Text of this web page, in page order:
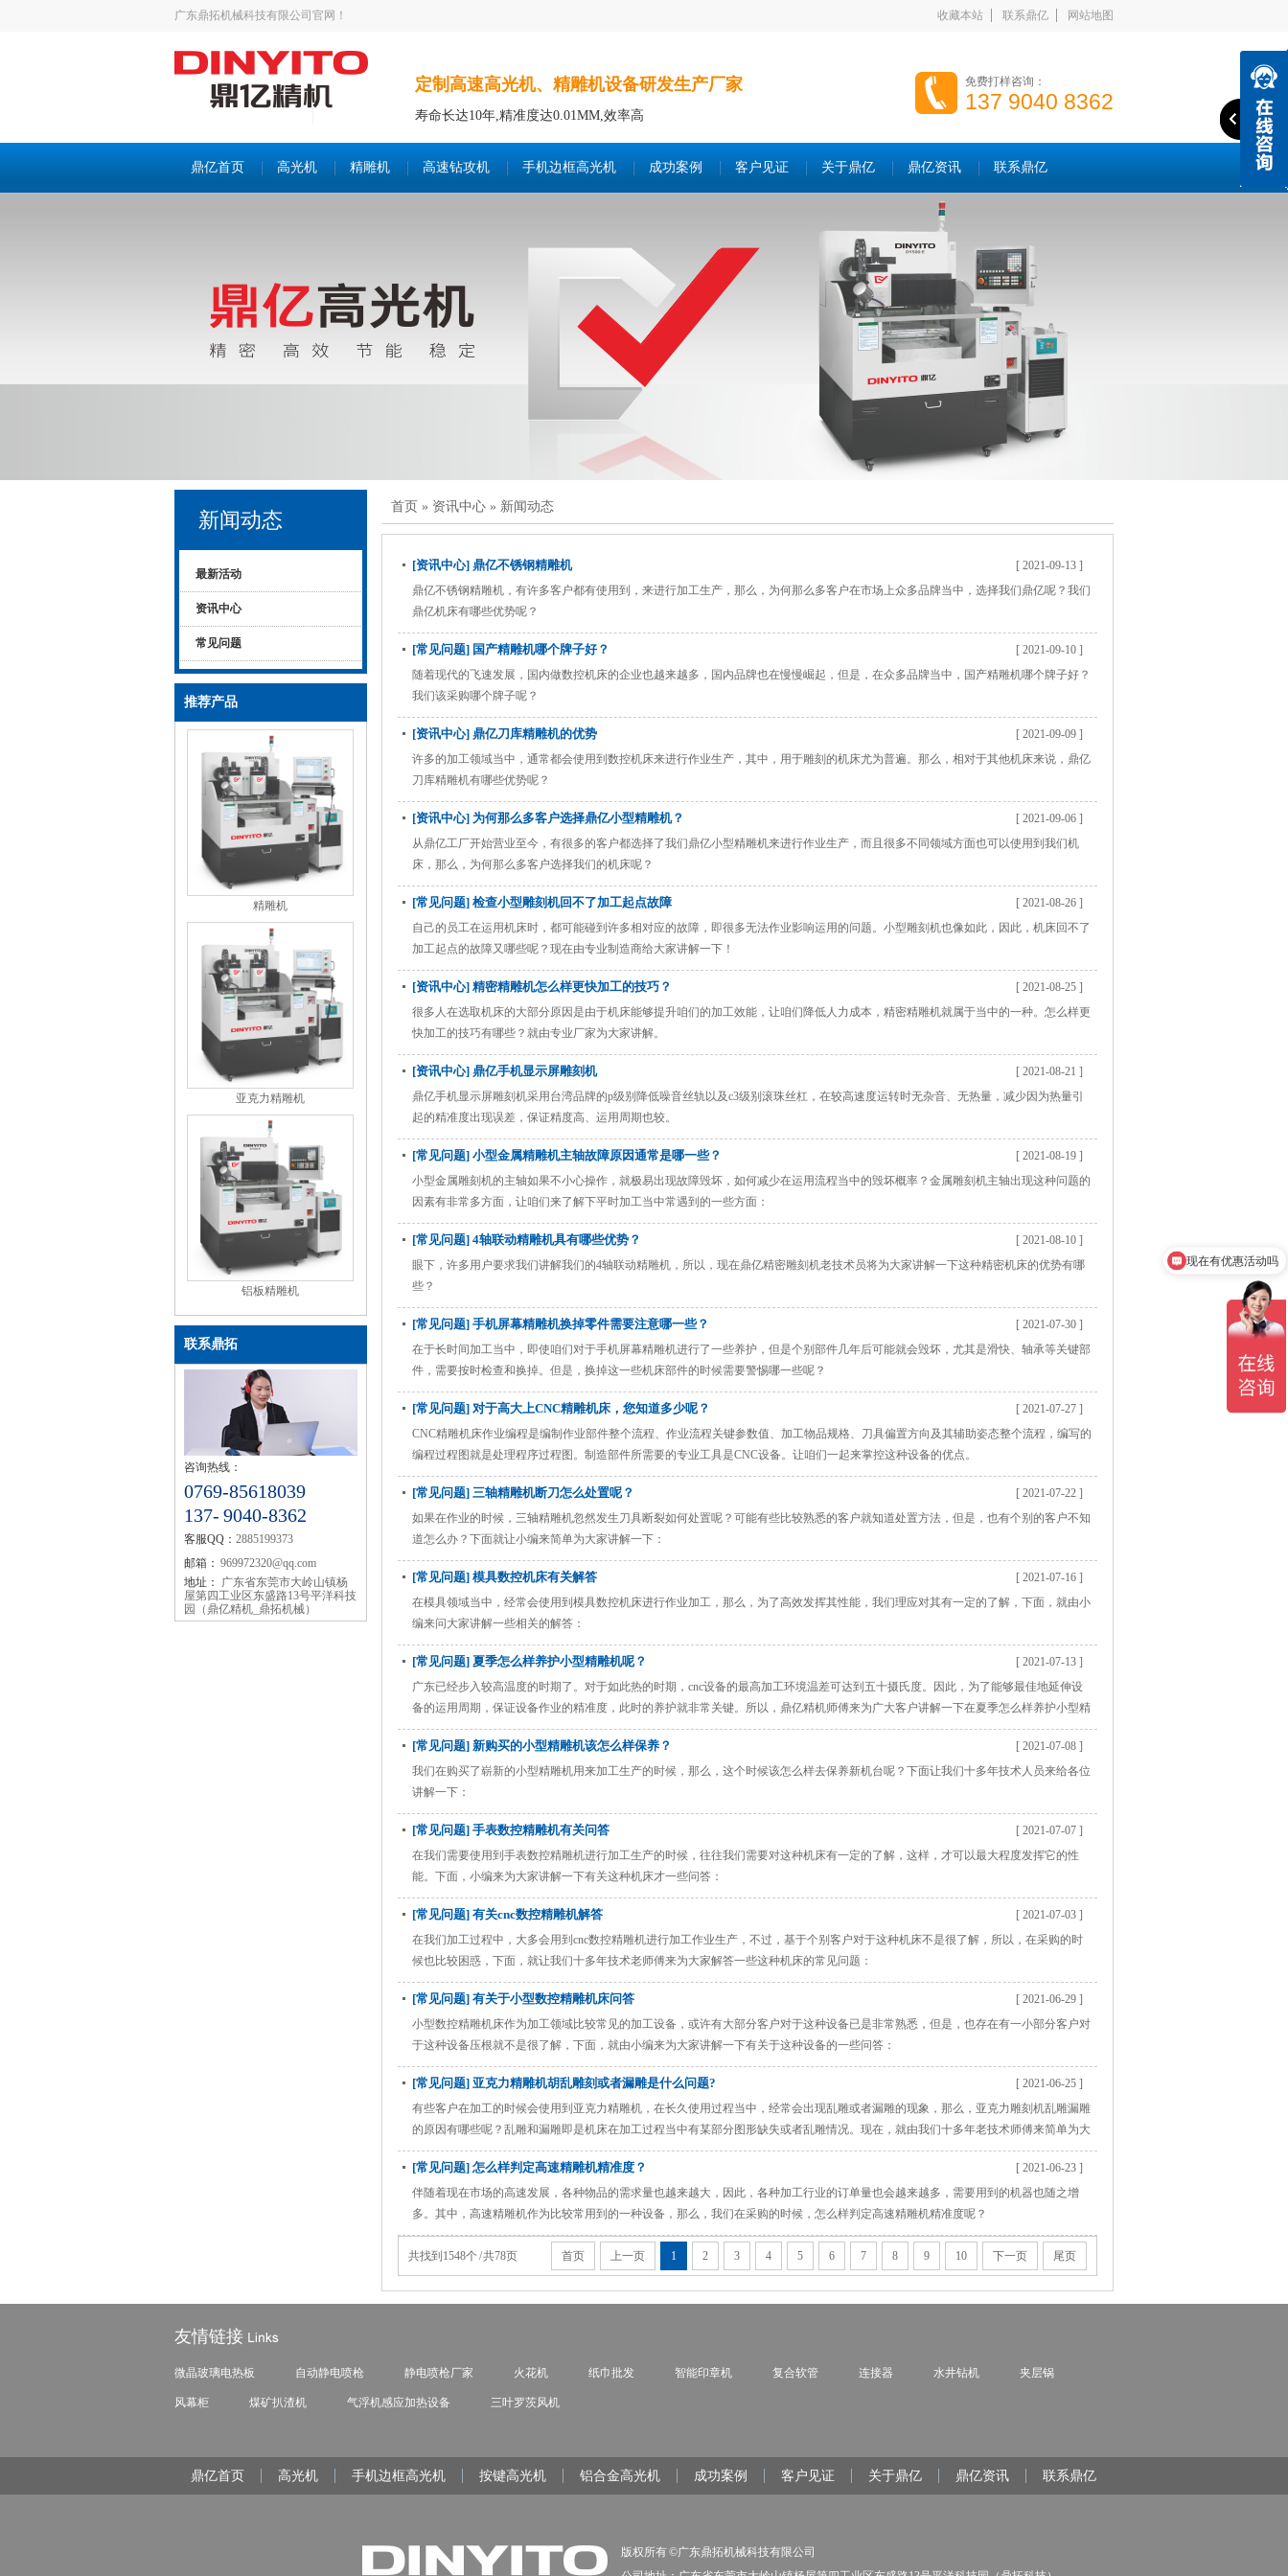
广东鼎拓机械科技有限公司官网！ 收藏本站 联系鼎亿 网站地图
定制高速高光机、精雕机设备研发生产厂家
寿命长达10年,精准度达0.01MM,效率高
免费打样咨询：
137 9040 8362
鼎亿首页 高光机 精雕机 高速钻攻机 手机边框高光机 成功案例 客户见证 关于鼎亿 鼎亿资讯 联系鼎亿
新闻动态
最新活动
资讯中心
常见问题
推荐产品
精雕机
亚克力精雕机
铝板精雕机
联系鼎拓
咨询热线：
0769-85618039
137- 9040-8362
客服QQ： 2885199373
邮箱： 969972320@qq.com
地址：
广东省东莞市大岭山镇杨
屋第四工业区东盛路13号平洋科技
园（鼎亿精机_鼎拓机械）
首页 » 资讯中心 » 新闻动态
[资讯中心] 鼎亿不锈钢精雕机
[ 2021-09-13 ]
鼎亿不锈钢精雕机，有许多客户都有使用到，来进行加工生产，那么，为何那么多客户在市场上众多品牌当中，选择我们鼎亿呢？我们
鼎亿机床有哪些优势呢？
[常见问题] 国产精雕机哪个牌子好？
[ 2021-09-10 ]
随着现代的飞速发展，国内做数控机床的企业也越来越多，国内品牌也在慢慢崛起，但是，在众多品牌当中，国产精雕机哪个牌子好？
我们该采购哪个牌子呢？
[资讯中心] 鼎亿刀库精雕机的优势
[ 2021-09-09 ]
许多的加工领域当中，通常都会使用到数控机床来进行作业生产，其中，用于雕刻的机床尤为普遍。那么，相对于其他机床来说，鼎亿
刀库精雕机有哪些优势呢？
[资讯中心] 为何那么多客户选择鼎亿小型精雕机？
[ 2021-09-06 ]
从鼎亿工厂开始营业至今，有很多的客户都选择了我们鼎亿小型精雕机来进行作业生产，而且很多不同领域方面也可以使用到我们机
床，那么，为何那么多客户选择我们的机床呢？
[常见问题] 检查小型雕刻机回不了加工起点故障
[ 2021-08-26 ]
自己的员工在运用机床时，都可能碰到许多相对应的故障，即很多无法作业影响运用的问题。小型雕刻机也像如此，因此，机床回不了
加工起点的故障又哪些呢？现在由专业制造商给大家讲解一下！
[资讯中心] 精密精雕机怎么样更快加工的技巧？
[ 2021-08-25 ]
很多人在选取机床的大部分原因是由于机床能够提升咱们的加工效能，让咱们降低人力成本，精密精雕机就属于当中的一种。怎么样更
快加工的技巧有哪些？就由专业厂家为大家讲解。
[资讯中心] 鼎亿手机显示屏雕刻机
[ 2021-08-21 ]
鼎亿手机显示屏雕刻机采用台湾品牌的p级别降低噪音丝轨以及c3级别滚珠丝杠，在较高速度运转时无杂音、无热量，减少因为热量引
起的精准度出现误差，保证精度高、运用周期也较。
[常见问题] 小型金属精雕机主轴故障原因通常是哪一些？
[ 2021-08-19 ]
小型金属雕刻机的主轴如果不小心操作，就极易出现故障毁坏，如何减少在运用流程当中的毁坏概率？金属雕刻机主轴出现这种问题的
因素有非常多方面，让咱们来了解下平时加工当中常遇到的一些方面：
[常见问题] 4轴联动精雕机具有哪些优势？
[ 2021-08-10 ]
眼下，许多用户要求我们讲解我们的4轴联动精雕机，所以，现在鼎亿精密雕刻机老技术员将为大家讲解一下这种精密机床的优势有哪
些？
[常见问题] 手机屏幕精雕机换掉零件需要注意哪一些？
[ 2021-07-30 ]
在于长时间加工当中，即使咱们对于手机屏幕精雕机进行了一些养护，但是个别部件几年后可能就会毁坏，尤其是滑快、轴承等关键部
件，需要按时检查和换掉。但是，换掉这一些机床部件的时候需要警惕哪一些呢？
[常见问题] 对于高大上CNC精雕机床，您知道多少呢？
[ 2021-07-27 ]
CNC精雕机床作业编程是编制作业部件整个流程、作业流程关键参数值、加工物品规格、刀具偏置方向及其辅助姿态整个流程，编写的
编程过程图就是处理程序过程图。制造部件所需要的专业工具是CNC设备。让咱们一起来掌控这种设备的优点。
[常见问题] 三轴精雕机断刀怎么处置呢？
[ 2021-07-22 ]
如果在作业的时候，三轴精雕机忽然发生刀具断裂如何处置呢？可能有些比较熟悉的客户就知道处置方法，但是，也有个别的客户不知
道怎么办？下面就让小编来简单为大家讲解一下：
[常见问题] 模具数控机床有关解答
[ 2021-07-16 ]
在模具领域当中，经常会使用到模具数控机床进行作业加工，那么，为了高效发挥其性能，我们理应对其有一定的了解，下面，就由小
编来问大家讲解一些相关的解答：
[常见问题] 夏季怎么样养护小型精雕机呢？
[ 2021-07-13 ]
广东已经步入较高温度的时期了。对于如此热的时期，cnc设备的最高加工环境温差可达到五十摄氏度。因此，为了能够最佳地延伸设
备的运用周期，保证设备作业的精准度，此时的养护就非常关键。所以，鼎亿精机师傅来为广大客户讲解一下在夏季怎么样养护小型精
雕机？
[常见问题] 新购买的小型精雕机该怎么样保养？
[ 2021-07-08 ]
我们在购买了崭新的小型精雕机用来加工生产的时候，那么，这个时候该怎么样去保养新机台呢？下面让我们十多年技术人员来给各位
讲解一下：
[常见问题] 手表数控精雕机有关问答
[ 2021-07-07 ]
在我们需要使用到手表数控精雕机进行加工生产的时候，往往我们需要对这种机床有一定的了解，这样，才可以最大程度发挥它的性
能。下面，小编来为大家讲解一下有关这种机床才一些问答：
[常见问题] 有关cnc数控精雕机解答
[ 2021-07-03 ]
在我们加工过程中，大多会用到cnc数控精雕机进行加工作业生产，不过，基于个别客户对于这种机床不是很了解，所以，在采购的时
候也比较困惑，下面，就让我们十多年技术老师傅来为大家解答一些这种机床的常见问题：
[常见问题] 有关于小型数控精雕机床问答
[ 2021-06-29 ]
小型数控精雕机床作为加工领域比较常见的加工设备，或许有大部分客户对于这种设备已是非常熟悉，但是，也存在有一小部分客户对
于这种设备压根就不是很了解，下面，就由小编来为大家讲解一下有关于这种设备的一些问答：
[常见问题] 亚克力精雕机胡乱雕刻或者漏雕是什么问题?
[ 2021-06-25 ]
有些客户在加工的时候会使用到亚克力精雕机，在长久使用过程当中，经常会出现乱雕或者漏雕的现象，那么，亚克力雕刻机乱雕漏雕
的原因有哪些呢？乱雕和漏雕即是机床在加工过程当中有某部分图形缺失或者乱雕情况。现在，就由我们十多年老技术师傅来简单为大
家讲解一下是哪些问题：
[常见问题] 怎么样判定高速精雕机精准度？
[ 2021-06-23 ]
伴随着现在市场的高速发展，各种物品的需求量也越来越大，因此，各种加工行业的订单量也会越来越多，需要用到的机器也随之增
多。其中，高速精雕机作为比较常用到的一种设备，那么，我们在采购的时候，怎么样判定高速精雕机精准度呢？
共找到1548个 / 共78页 首页 上一页 1 2 3 4 5 6 7 8 9 10 下一页 尾页
友情链接
微晶玻璃电热板 自动静电喷枪 静电喷枪厂家 火花机 纸巾批发 智能印章机 复合软管 连接器 水井钻机 夹层锅
风幕柜 煤矿扒渣机 气浮机感应加热设备 三叶罗茨风机
鼎亿首页 高光机 手机边框高光机 按键高光机 铝合金高光机 成功案例 客户见证 关于鼎亿 鼎亿资讯 联系鼎亿
版权所有 ©广东鼎拓机械科技有限公司
现在有优惠活动吗